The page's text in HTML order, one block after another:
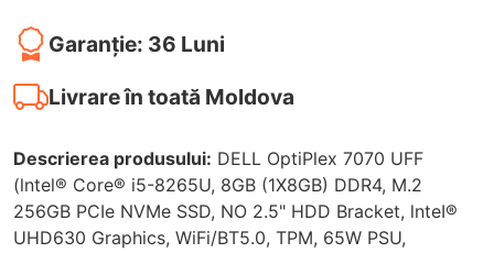
Garanție: 36 Luni
Livrare în toată Moldova
Descrierea produsului: DELL OptiPlex 7070 UFF
(lntel® Core® i5-8265U, 8GB (1X8GB) DDR4, M.2
256GB PCIe NVMe SSD, NO 2.5" HDD Bracket, lnteI®
UHD630 Graphics, WiFi/BT5.0, TPM, 65W PSU,